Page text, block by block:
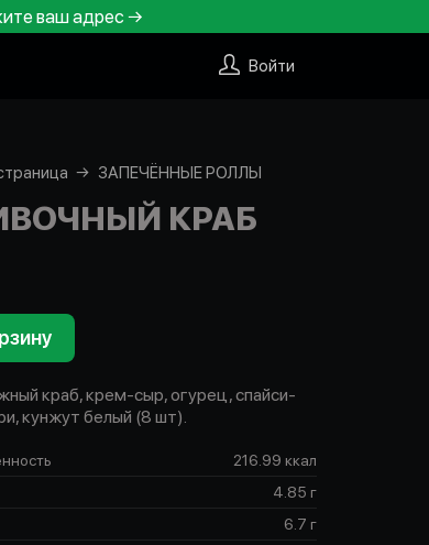
ваш адрес →
Войти
ЗАПЕЧЁННЫЕ РОЛЛЫ
КРАБ
краб, крем-сыр, огурец, спайси-
кунжут белый (8 шт).
216.99 ккал
4.85 г
6.7 г